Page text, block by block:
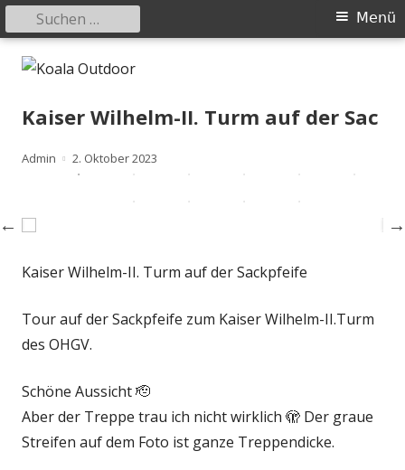
SpringeKoala Outdoor
Hier ist eine Übersicht meiner Wander- und Trekkingtouren
Primäres
Menü
Menü
Suchen
nach:
Kaiser Wilhelm-II. Turm auf der Sac
Autor
Admin
Veröffentlicht
2. Oktober 2023
Kaiser Wilhelm-II. Turm auf der Sackpfeife
Tour auf der Sackpfeife zum Kaiser Wilhelm-II.Turm
des OHGV.
Schöne Aussicht 🫡
Aber der Treppe trau ich nicht wirklich 🫣 Der graue
Streifen auf dem Foto ist ganze Treppendicke.